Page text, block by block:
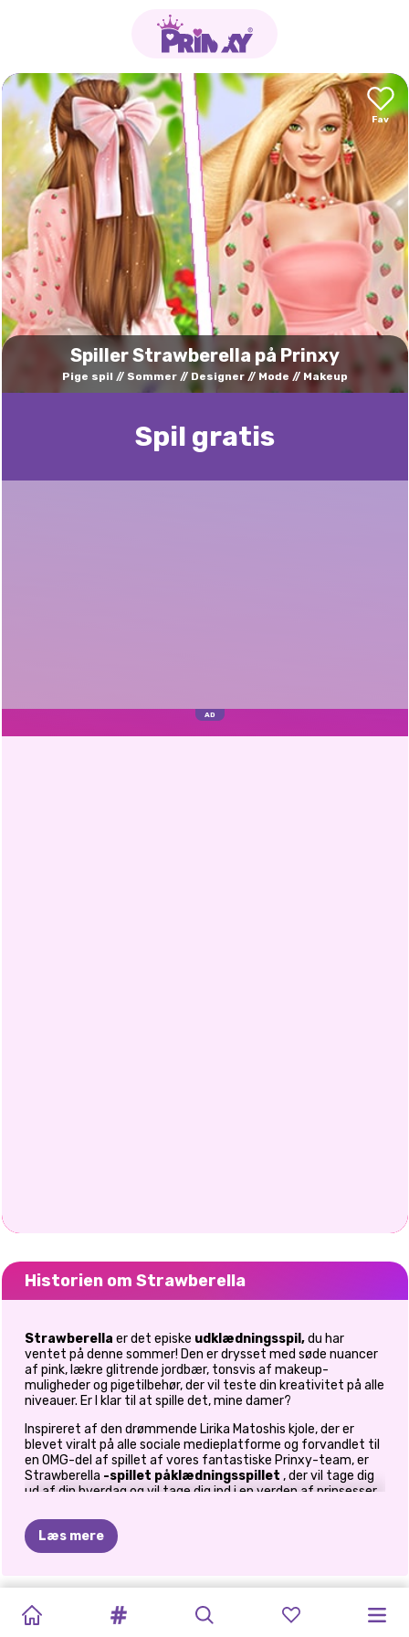
Spiller Strawberella på Prinxy
Pige spil Sommer Designer Mode Makeup
Spil gratis
Historien om Strawberella
Strawberella er det episke udklædningsspil,du har
ventet på denne sommer! Den er drysset med søde nuancer
af pink, lækre glitrende jordbær, tonsvis af makeup-
muligheder og pigetilbehør, der vil teste din kreativitet på alle
niveauer. Er I klar til at spille det, mine damer?
Inspireret af den drømmende Lirika Matoshis kjole, der er
blevet viralt på alle sociale medieplatforme og forvandlet til
en OMG-del af spillet af vores fantastiske Prinxy-team, er
Strawberella -spillet påklædningsspillet , der vil tage dig
ud af din hverdag og vil tage dig ind i en verden af prinsesser,
i mode. Så vil det sætte dig i en super dygtig makeupartists
og en dygtig moderådgivers sko, der vil fuldende vores piges
drømmende look med det bedste udvalg af makeup og
der vil tage din kreativitet til et højere niveau, mens du
skaber din jordbærtrykte kjole. I Strawberella-
Læs mere
#STRANDLIV
SOMMER
ÆSTETIK
VINTERFERIE:
VIOLET
SOMMERFEST
OG
BLONDIE
BOHO
SUMMER
OG
FASHIONISTA